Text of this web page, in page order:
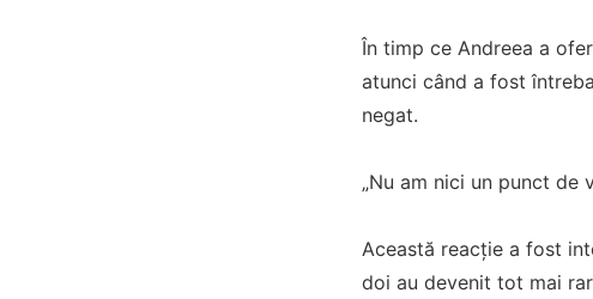
În timp ce Andreea a
atunci când a fost
negat.
„Nu am nici un punct de
Această reacție a fost
doi au devenit tot mai